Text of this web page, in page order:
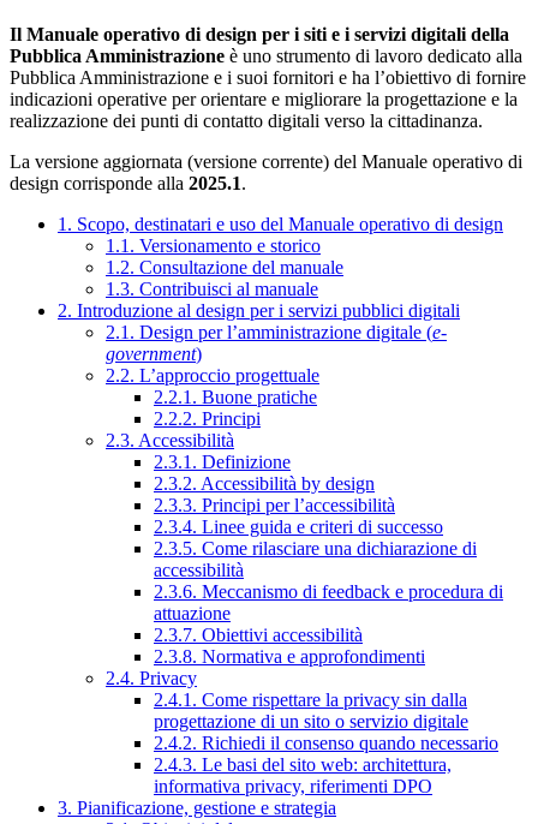
Il Manuale operativo di design per i siti e i servizi digitali della
Pubblica Amministrazione è uno strumento di lavoro dedicato alla
Pubblica Amministrazione e i suoi fornitori e ha l’obiettivo di fornire
indicazioni operative per orientare e migliorare la progettazione e la
realizzazione dei punti di contatto digitali verso la cittadinanza.
La versione aggiornata (versione corrente) del Manuale operativo di
design corrisponde alla 2025.1.
1. Scopo, destinatari e uso del Manuale operativo di design
1.1. Versionamento e storico
1.2. Consultazione del manuale
1.3. Contribuisci al manuale
2. Introduzione al design per i servizi pubblici digitali
2.1. Design per l’amministrazione digitale (e-
government)
2.2. L’approccio progettuale
2.2.1. Buone pratiche
2.2.2. Principi
2.3. Accessibilità
2.3.1. Definizione
2.3.2. Accessibilità by design
2.3.3. Principi per l’accessibilità
2.3.4. Linee guida e criteri di successo
2.3.5. Come rilasciare una dichiarazione di
accessibilità
2.3.6. Meccanismo di feedback e procedura di
attuazione
2.3.7. Obiettivi accessibilità
2.3.8. Normativa e approfondimenti
2.4. Privacy
2.4.1. Come rispettare la privacy sin dalla
progettazione di un sito o servizio digitale
2.4.2. Richiedi il consenso quando necessario
2.4.3. Le basi del sito web: architettura,
informativa privacy, riferimenti DPO
3. Pianificazione, gestione e strategia